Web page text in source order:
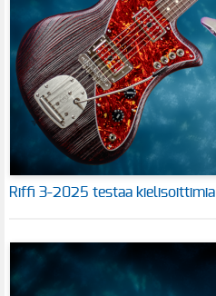
Riffi 3-2025 testaa kielisoittimia